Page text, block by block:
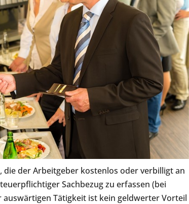
der Arbeitgeber kostenlos oder verbilligt an
Sachbezug zu erfassen (bei
Tätigkeit ist kein geldwerter Vorteil